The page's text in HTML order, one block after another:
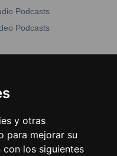
y otras
para mejorar su
los siguientes
Podcasts
Podcasts
Unidas